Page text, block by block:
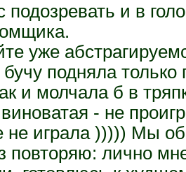
подозревать и в
уже
бучу подняла
и молчала б в
- не
не играла ))))) Мы
повторяю: лично